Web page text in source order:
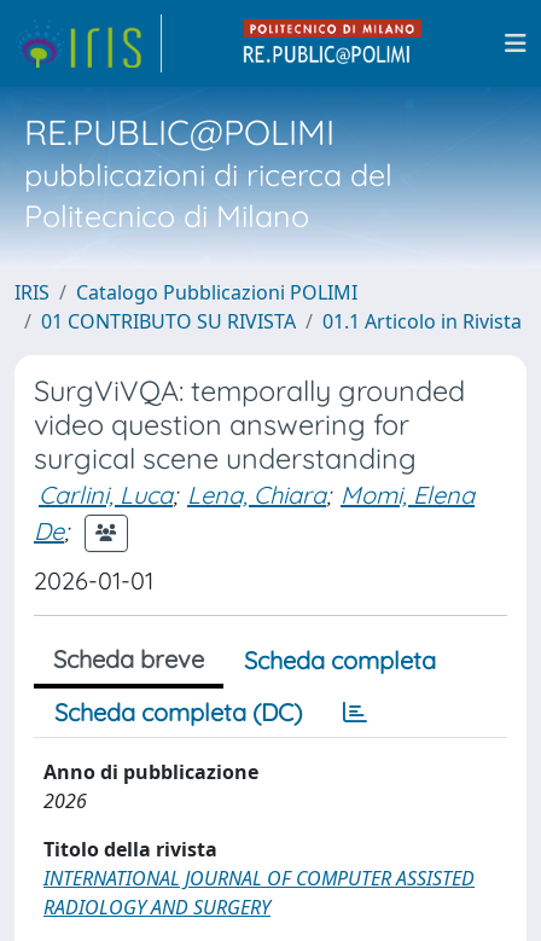
RE.PUBLIC@POLIMI
pubblicazioni di ricerca del
Politecnico di Milano
IRIS
Catalogo Pubblicazioni POLIMI
01 CONTRIBUTO SU RIVISTA
01.1 Articolo in Rivista
SurgViVQA: temporally grounded
video question answering for
surgical scene understanding
Carlini, Luca; Lena, Chiara; Momi, Elena
De;
2026-01-01
Scheda breve
Scheda completa
Scheda completa (DC)
Anno di pubblicazione
2026
Titolo della rivista
INTERNATIONAL JOURNAL OF COMPUTER ASSISTED
RADIOLOGY AND SURGERY